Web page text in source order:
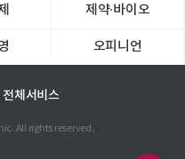
제약∙바이오
오피니언
전체서비스
All rights reserved.